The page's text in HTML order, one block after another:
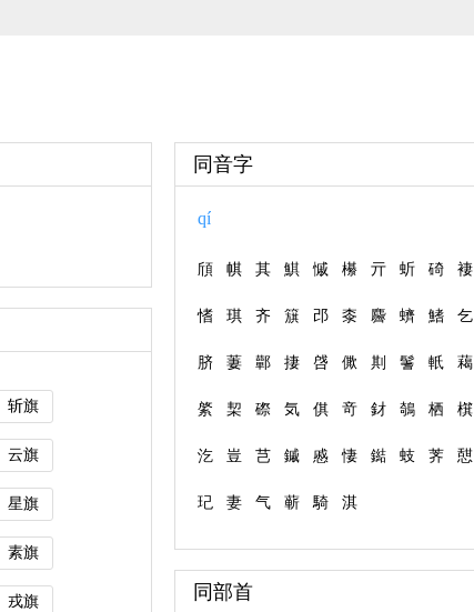
斩旗
云旗
星旗
素旗
戎旗
同音字
qí
頎 帺 其 鯕 慽 櫀 亓 蚚 碕 褄
愭 琪 齐 簱 邔 桼 麡 蠐 鰭 乞
脐 萋 鄿 捿 啔 僛 剘 鬐 軝 藒
綮 栔 磜 気 倛 竒 釮 鵸 栖 檱
汔 豈 芑 鏚 慼 悽 鐑 蚑 荠 憇
玘 妻 气 蕲 騎 淇
同部首